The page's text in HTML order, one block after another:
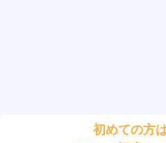
初めての方